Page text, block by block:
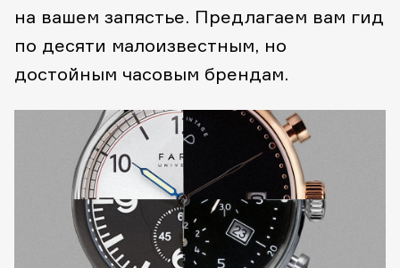
на вашем запястье. Предлагаем вам гид
по десяти малоизвестным, но
достойным часовым брендам.